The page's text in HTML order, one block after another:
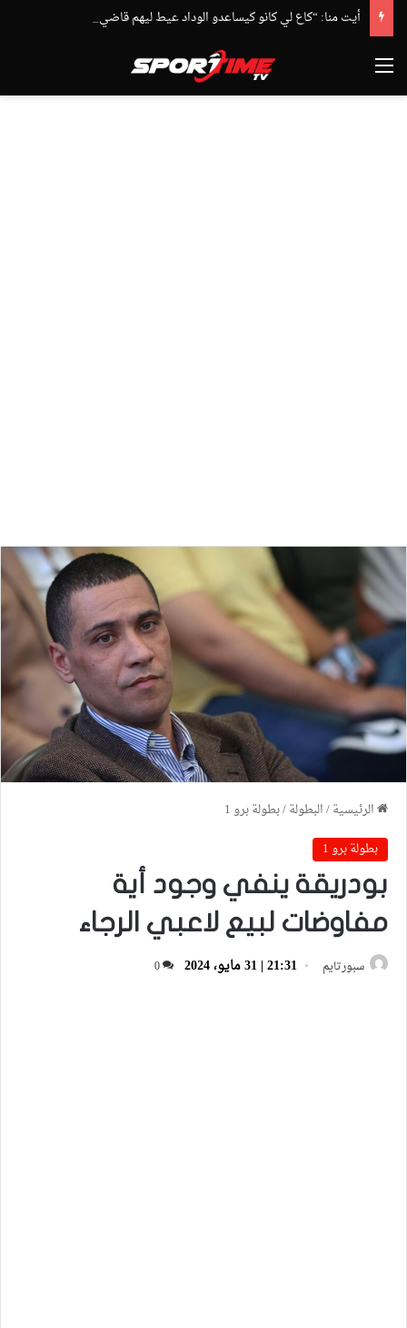
القائمة
الرئيسية/البطولة/بطولة برو 1
بطولة برو 1
بودريقة ينفي وجود أية
مفاوضات لبيع لاعبي الرجاء
سبورتايم 21:31 | 31 مايو، 2024 0